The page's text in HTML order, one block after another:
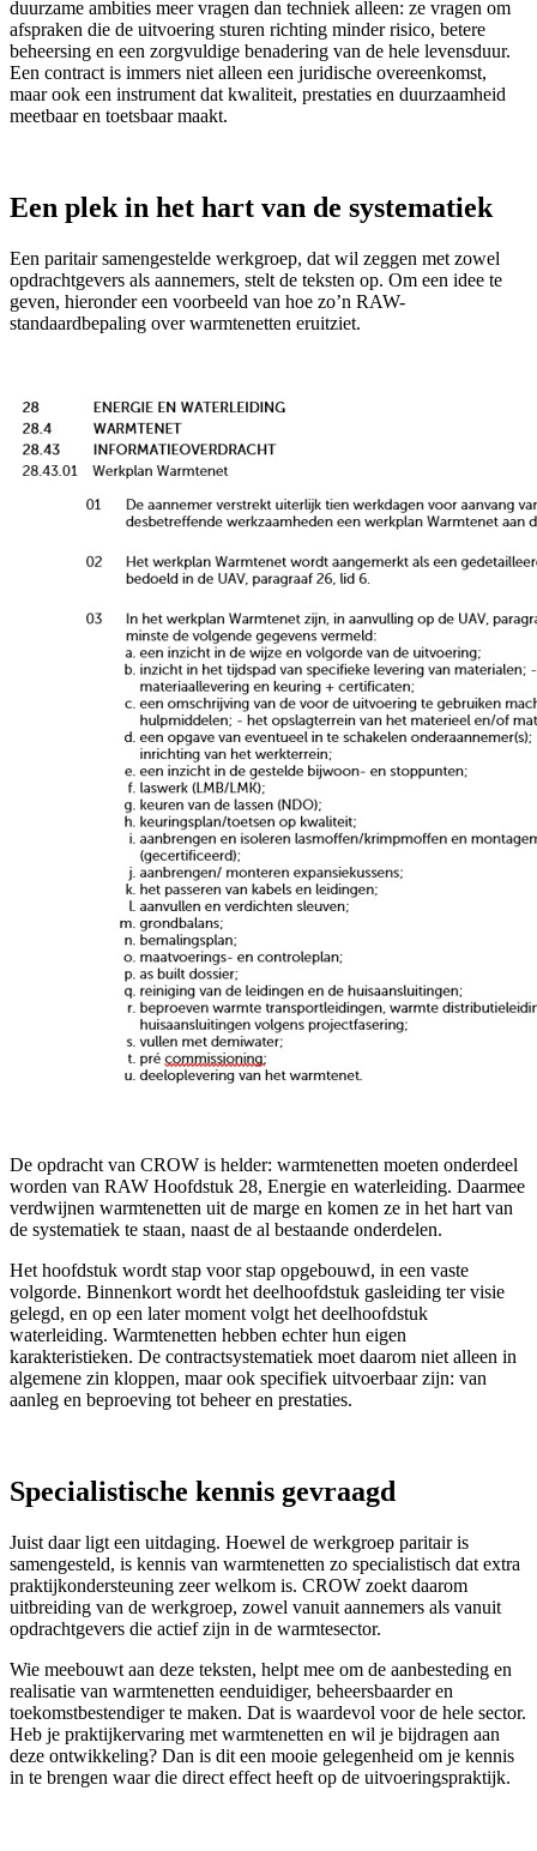
duurzame ambities meer vragen dan techniek alleen: ze vragen om
afspraken die de uitvoering sturen richting minder risico, betere
beheersing en een zorgvuldige benadering van de hele levensduur.
Een contract is immers niet alleen een juridische overeenkomst,
maar ook een instrument dat kwaliteit, prestaties en duurzaamheid
meetbaar en toetsbaar maakt.
Een plek in het hart van de systematiek
Een paritair samengestelde werkgroep, dat wil zeggen met zowel
opdrachtgevers als aannemers, stelt de teksten op. Om een idee te
geven, hieronder een voorbeeld van hoe zo’n RAW-
standaardbepaling over warmtenetten eruitziet.
De opdracht van CROW is helder: warmtenetten moeten onderdeel
worden van RAW Hoofdstuk 28, Energie en waterleiding. Daarmee
verdwijnen warmtenetten uit de marge en komen ze in het hart van
de systematiek te staan, naast de al bestaande onderdelen.
Het hoofdstuk wordt stap voor stap opgebouwd, in een vaste
volgorde. Binnenkort wordt het deelhoofdstuk gasleiding ter visie
gelegd, en op een later moment volgt het deelhoofdstuk
waterleiding. Warmtenetten hebben echter hun eigen
karakteristieken. De contractsystematiek moet daarom niet alleen in
algemene zin kloppen, maar ook specifiek uitvoerbaar zijn: van
aanleg en beproeving tot beheer en prestaties.
Specialistische kennis gevraagd
Juist daar ligt een uitdaging. Hoewel de werkgroep paritair is
samengesteld, is kennis van warmtenetten zo specialistisch dat extra
praktijkondersteuning zeer welkom is. CROW zoekt daarom
uitbreiding van de werkgroep, zowel vanuit aannemers als vanuit
opdrachtgevers die actief zijn in de warmtesector.
Wie meebouwt aan deze teksten, helpt mee om de aanbesteding en
realisatie van warmtenetten eenduidiger, beheersbaarder en
toekomstbestendiger te maken. Dat is waardevol voor de hele sector.
Heb je praktijkervaring met warmtenetten en wil je bijdragen aan
deze ontwikkeling? Dan is dit een mooie gelegenheid om je kennis
in te brengen waar die direct effect heeft op de uitvoeringspraktijk.